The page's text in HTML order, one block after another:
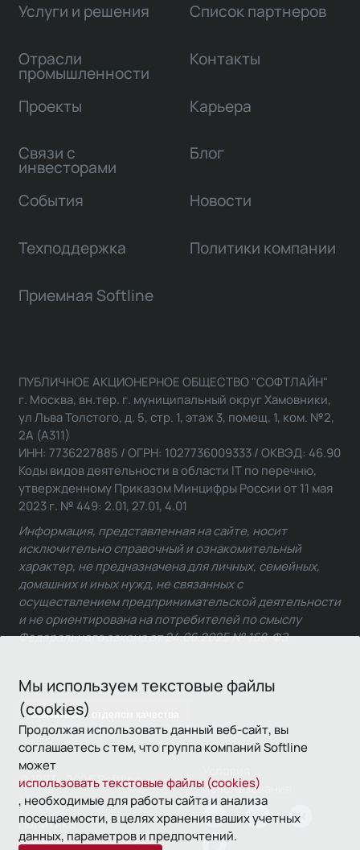
Мы используем текстовые файлы
(cookies)
Продолжая использовать данный веб-сайт, вы
соглашаетесь с тем, что группа компаний Softline
может
использовать текстовые файлы (cookies)
, необходимые для работы сайта и анализа
посещаемости, в целях хранения ваших учетных
данных, параметров и предпочтений.
Услуги и решения
Отрасли
промышленности
Проекты
Связи с
инвесторами
Список партнеров
Контакты
Карьера
Блог
События Новости
Техподдержка Политики компании
Приемная Softline
Связаться с отделом качества
ПУБЛИЧНОЕ АКЦИОНЕРНОЕ ОБЩЕСТВО "СОФТЛАЙН"
г. Москва, вн.тер. г. муниципальный округ Хамовники,
ул Льва Толстого, д. 5, стр. 1, этаж 3, помещ. 1, ком. №2,
2А (А311)
ИНН: 7736227885 / ОГРН: 1027736009333 / ОКВЭД: 46.90
Коды видов деятельности в области IT по перечню,
утвержденному Приказом Минцифры России от 11 мая
2023 г. № 449: 2.01, 27.01, 4.01
Информация, представленная на сайте, носит
исключительно справочный и ознакомительный
характер, не предназначена для личных, семейных,
домашних и иных нужд, не связанных с
осуществлением предпринимательской деятельности
и не ориентирована на потребителей по смыслу
Федерального закона от 24.06.2025 № 168-ФЗ.
© 1993—2026 Softline
использования
Политика
конфиденциальности